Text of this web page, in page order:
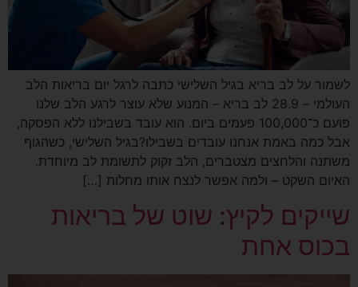
על לב בריא בגיל השלישי כתבה לרגל יום בריאות הלב
העולמי – 28.9 לב בריא – המנוע שלא עוצר לרגע הלב שלנו
פועם כ־100,000 פעמים ביום. הוא עובד בשבילנו ללא הפסקה,
כמה באמת אנחנו עובדים בשבילו?בגיל השלישי, כשהגוף
והלחצים מצטברים, הלב זקוק לתשומת לב מיוחדת.
השקט – ולמה אפשר לנצח אותו מחלות […]
לקיץ: שוט של בריאות
אחת